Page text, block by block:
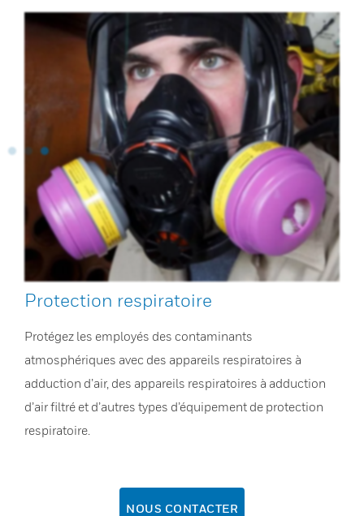
Protection respiratoire
Protégez les employés des contaminants
atmosphériques avec des appareils respiratoires à
adduction d’air, des appareils respiratoires à adduction
d’air filtré et d’autres types d’équipement de protection
respiratoire.
NOUS CONTACTER